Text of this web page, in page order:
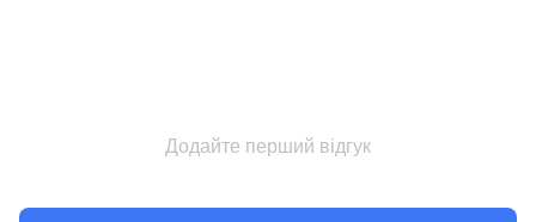
Додайте перший відгук